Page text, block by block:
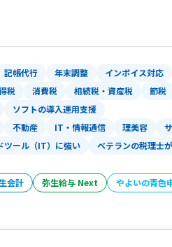
に加え、LINE WORKSや
対応が可能です。
る企業様」はもちろん、「経
記帳代行 年末調整 インボイス対応
税 消費税 相続税・資産税 節税
ソフトの導入運用支援
不動産 IT・情報通信 理美容
ツール（IT）に強い ベテランの税理士
会計 弥生給与 Next やよいの青色